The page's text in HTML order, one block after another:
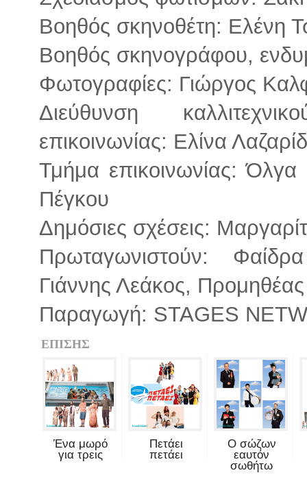
Βοηθός σκηνοθέτη: Ελένη
Βοηθός σκηνογράφου,
Φωτογραφίες: Γιώργος
Διεύθυνση
επικοινωνίας: Ελίνα
Τμήμα επικοινωνίας:
Πέγκου
Δημόσιες σχέσεις:
Πρωταγωνιστούν:
Γιάννης Λεάκος, Προμηθέας
Παραγωγή: STAGES
ΕΠΙΣΗΣ
Ένα μωρό
για τρεις
Πετάει
πετάει
Ο σώζων
εαυτόν
σωθήτω